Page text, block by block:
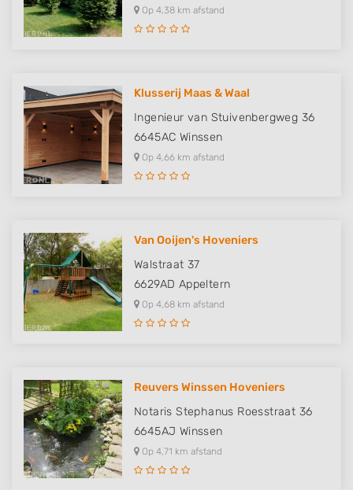
Op 4,38 km afstand
Klusserij Maas & Waal
Ingenieur van Stuivenbergweg 36
6645AC Winssen
Op 4,66 km afstand
Van Ooijen's Hoveniers
Walstraat 37
6629AD Appeltern
Op 4,68 km afstand
Reuvers Winssen Hoveniers
Notaris Stephanus Roesstraat 36
6645AJ Winssen
Op 4,71 km afstand